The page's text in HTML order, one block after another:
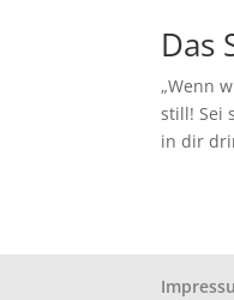
Das
„Wenn
still! Sei
in dir